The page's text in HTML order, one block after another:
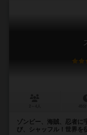
ゾンビー、海賊、忍者
び、シャッフル！世界を